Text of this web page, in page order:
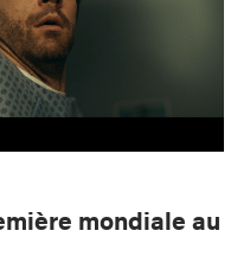
mondiale au